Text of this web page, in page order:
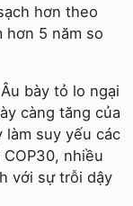
hơn theo
hơn 5 năm so
bày tỏ lo ngại
càng tăng của
làm suy yếu các
nhiều
với sự trỗi dậy